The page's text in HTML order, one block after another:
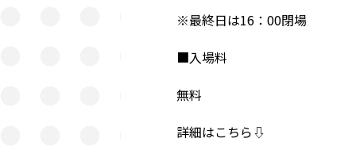
※最終日は16：00閉場
■入場料
無料
詳細はこちら⇩